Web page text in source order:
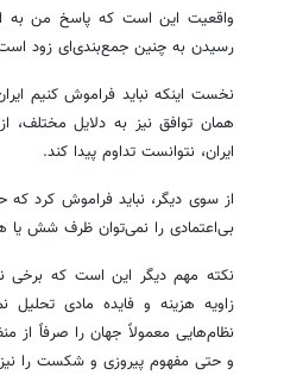
واقعیت این است که پاسخ من به
رسیدن به چنین جمع‌بندی‌ای زود
همان توافق نیز به دلایل مختلف،
ایران، نتوانست تداوم پیدا کند.
بی‌اعتمادی را نمی‌توان ظرف شش یا
نکته مهم دیگر این است که برخی
زاویه هزینه و فایده مادی
نظام‌هایی معمولاً جهان را صرفاً از
و حتی مفهوم پیروزی و شکست را